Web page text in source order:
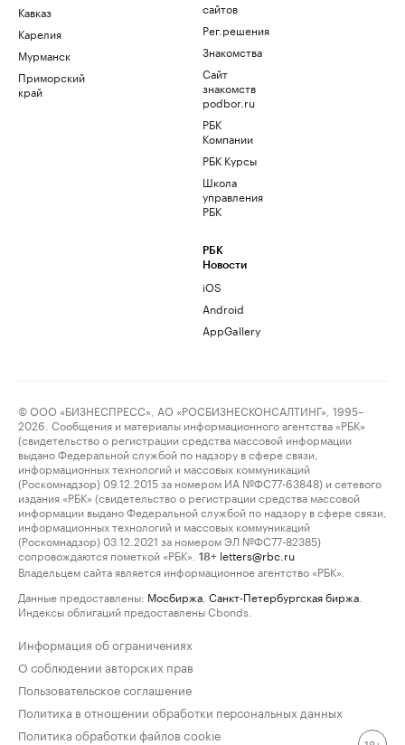
Кавказ
Карелия
Мурманск
Приморский
край
сайтов
Рег.решения
Знакомства
Сайт
знакомств
podbor.ru
РБК
Компании
РБК Курсы
Школа
управления
РБК
РБК
Новости
iOS
Android
AppGallery
© ООО «БИЗНЕСПРЕСС», АО «РОСБИЗНЕСКОНСАЛТИНГ», 1995–
2026. Сообщения и материалы информационного агентства «РБК»
(свидетельство о регистрации средства массовой информации
выдано Федеральной службой по надзору в сфере связи,
информационных технологий и массовых коммуникаций
(Роскомнадзор) 09.12.2015 за номером ИА №ФС77-63848) и сетевого
издания «РБК» (свидетельство о регистрации средства массовой
информации выдано Федеральной службой по надзору в сфере связи,
информационных технологий и массовых коммуникаций
(Роскомнадзор) 03.12.2021 за номером ЭЛ №ФС77-82385)
сопровождаются пометкой «РБК».
18+ letters@rbc.ru
Владельцем сайта является информационное агентство «РБК».
Данные предоставлены: Мосбиржа Санкт-Петербургская биржа
Индексы облигаций предоставлены Cbonds.
Информация об ограничениях
О соблюдении авторских прав
Пользовательское соглашение
Политика в отношении обработки персональных данных
Политика обработки файлов cookie